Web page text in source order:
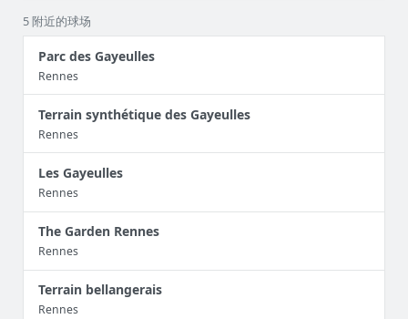
5 附近的球场
Parc des Gayeulles
Rennes
Terrain synthétique des Gayeulles
Rennes
Les Gayeulles
Rennes
The Garden Rennes
Rennes
Terrain bellangerais
Rennes